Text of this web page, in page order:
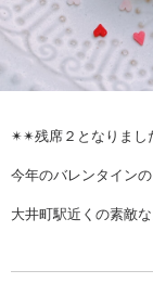
✴︎✴︎残席２となりま
今年のバレンタイン
大井町駅近くの素敵